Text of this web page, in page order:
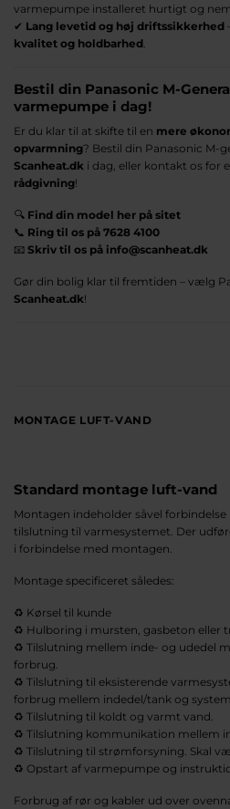
varmepumpe installeret hurtigt og
✔ Lang levetid og høj driftssikkerhed
kvalitet og holdbarhed
Bestil din Panasonic M-
varmepumpe i dag!
Er du klar til at skifte til en mere
opvarmning? Bestil din Panasonic M-
Scanheat.dk i dag, eller kontakt os for
rådgivning!
🔍 Find din model her på sitet
📞 Ring til os på 7628 4100
📧 Skriv til os på info@scanheat.dk
Gør din bolig klar til fremtiden – vælg
Scanheat.dk!
MONTAGE LUFT-VAND
Standard montage luft-vand
Montagen indeholder såvel
tilslutning til varmesystemet. Der
i forbindelse med montagen.
Montage specificeret således:
♻️ Kørsel til kunde
♻️ Hulboring i mursten, gasbeton eller
♻️ Tilslutning mellem inde- og udedel
forbrug.
♻️ Tilslutning til eksisterende
forbrug mellem indedel/tank og system.
♻️ Tilslutning til koldt og varmt vand.
♻️ Tilslutning kommunikation mellem
♻️ Tilslutning til strømforsyning. Skal
♻️ Opstart af varmepumpe og
Forbrug af rør og kabler ud over